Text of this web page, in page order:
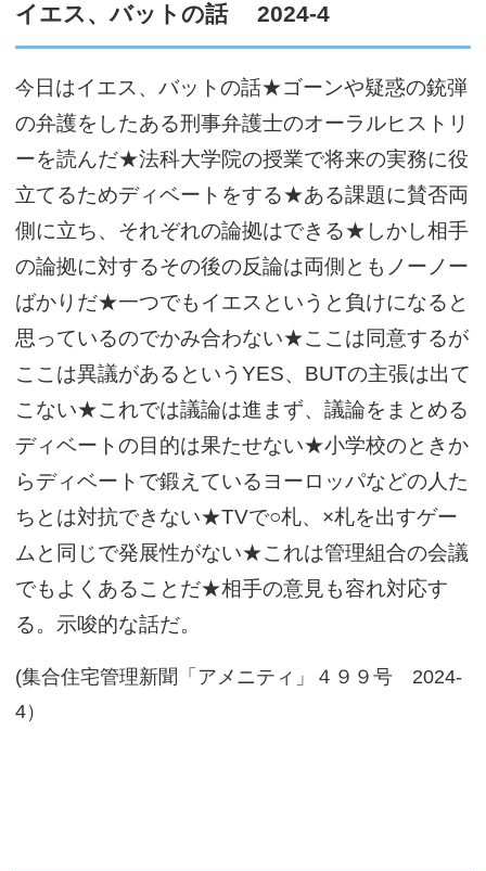
会社概要
サイトマップ
イエス、バットの話 2024-4
今 日はイエス、バットの話★ゴーンや疑惑の銃弾
の弁護をしたある刑事弁護士のオーラルヒストリ
ーを読んだ★法科大学院の授業で将来の実務に役
立てるためディベートをする★ある課題に賛否両
側に立ち、それぞれの論拠はできる★しかし相手
の論拠に対するその後の反論は両側ともノーノー
ばかりだ★一つでもイエスというと負けになると
思っているのでかみ合わない★ここは同意するが
ここは異議があるというYES、BUTの主張は出て
こない★これでは議論は進まず、議論をまとめる
ディベートの目的は果たせない★小学校のときか
らディベートで鍛えているヨーロッパなどの人た
ちとは対抗できない★TVで○札、×札を出すゲー
ムと同じで発展性がない★これは管理組合の会議
でもよくあることだ★相手の意見も容れ対応す
る。示唆的な話だ。
(集合住宅管理新聞「アメニティ」４９９号 2024-
4）